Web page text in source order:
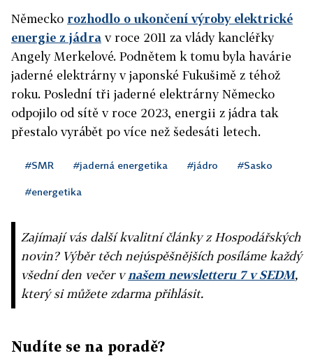
Německo rozhodlo o ukončení výroby elektrické
energie z jádra v roce 2011 za vlády kancléřky
Angely Merkelové. Podnětem k tomu byla havárie
jaderné elektrárny v japonské Fukušimě z téhož
roku. Poslední tři jaderné elektrárny Německo
odpojilo od sítě v roce 2023, energii z jádra tak
přestalo vyrábět po více než šedesáti letech.
#SMR #jaderná energetika #jádro #Sasko
#energetika
Zajímají vás další kvalitní články z Hospodářských
novin? Výběr těch nejúspěšnějších posíláme každý
všední den večer vnašem newsletteru 7 v SEDM,
který si můžete zdarma přihlásit.
Nudíte se na poradě?